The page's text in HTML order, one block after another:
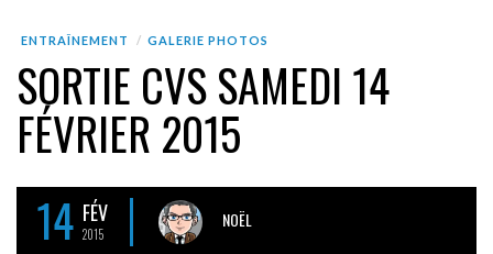
ENTRAÎNEMENT GALERIE PHOTOS
SORTIE CVS SAMEDI 14
FÉVRIER 2015
14 FÉV
2015
NOËL